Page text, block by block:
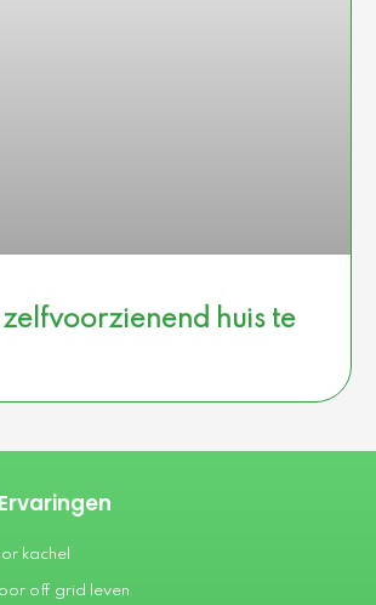
huis te
kachel
off grid leven